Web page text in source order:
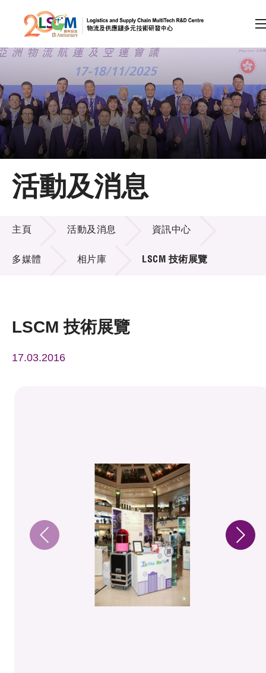
跳到內容（按回車鍵）
會員登入
A A EN 繁 简
主頁
關於LSCM
技術商品化
項目及資助計劃
活動及消息
活動及消息
活動及消息
主頁 活動及消息 資訊中心
多媒體 相片庫 LSCM 技術展覽
LSCM 技術展覽
17.03.2016